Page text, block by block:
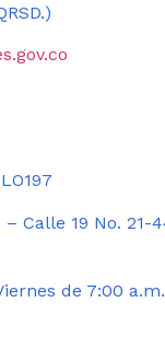
Calle 19 No. 21-
de 7:00